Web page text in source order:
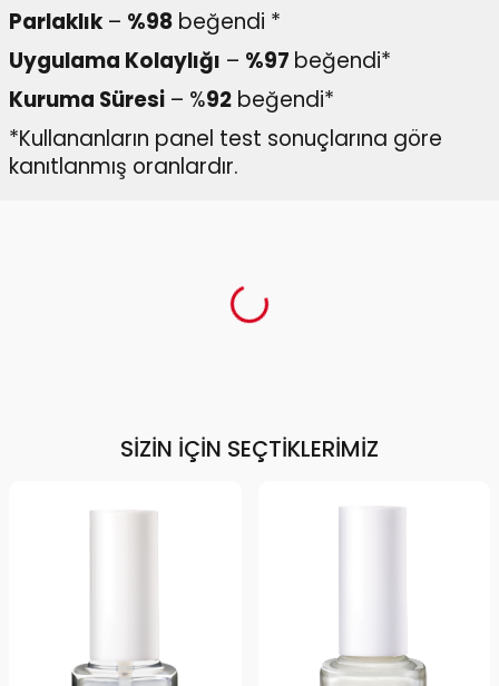
Parlaklık – %98 beğendi *
Uygulama Kolaylığı – %97 beğendi*
Kuruma Süresi – %92 beğendi*
*Kullananların panel test sonuçlarına göre
kanıtlanmış oranlardır.
SIZIN İÇIN SEÇTIKLERIMIZ